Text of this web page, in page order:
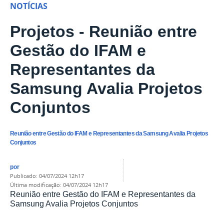
NOTÍCIAS
Projetos - Reunião entre
Gestão do IFAM e
Representantes da
Samsung Avalia Projetos
Conjuntos
Reunião entre Gestão do IFAM e Representantes da Samsung Avalia Projetos
Conjuntos
por
publicado: 04/07/2024 12h17
última modificação: 04/07/2024 12h17
Reunião entre Gestão do IFAM e Representantes da
Samsung Avalia Projetos Conjuntos